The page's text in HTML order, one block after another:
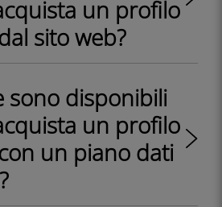
un profilo
sito web?
sono disponibili
un profilo
un piano dati